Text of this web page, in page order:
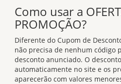
Como usar a
PROMOÇÃO?
Diferente do Cupom de
não precisa de nenhum código
desconto anunciado. O
automaticamente no site e os
aparecerão com valores